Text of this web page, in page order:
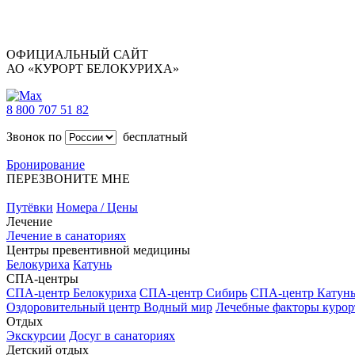
ОФИЦИАЛЬНЫЙ САЙТ
АО «КУРОРТ БЕЛОКУРИХА»
8 800 707 51 82
Звонок по
бесплатный
Бронирование
ПЕРЕЗВОНИТЕ МНЕ
Путёвки Номера / Цены
Лечение
Лечение в санаториях
Центры превентивной медицины
Белокуриха Катунь
СПА-центры
СПА-центр Белокуриха СПА-центр Сибирь СПА-центр Катунь
Оздоровительный центр Водный мир Лечебные факторы
Отдых
Экскурсии Досуг в санаториях
Детский отдых